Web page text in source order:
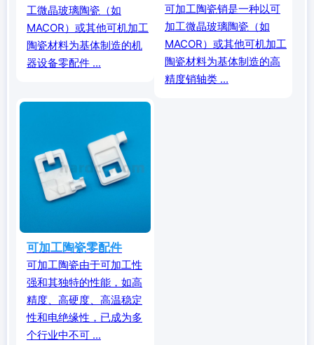
工微晶玻璃陶瓷（如
MACOR）或其他可机加工
陶瓷材料为基体制造的机
器设备零配件 ...
可加工陶瓷销是一种以可
加工微晶玻璃陶瓷（如
MACOR）或其他可机加工
陶瓷材料为基体制造的高
精度销轴类 ...
可加工陶瓷零配件
可加工陶瓷由于可加工性
强和其独特的性能，如高
精度、高硬度、高温稳定
性和电绝缘性，已成为多
个行业中不可 ...